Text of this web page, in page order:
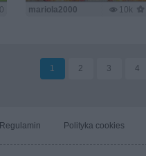
0 10k
mariola2000
1 2 3 4
Regulamin Polityka cookies